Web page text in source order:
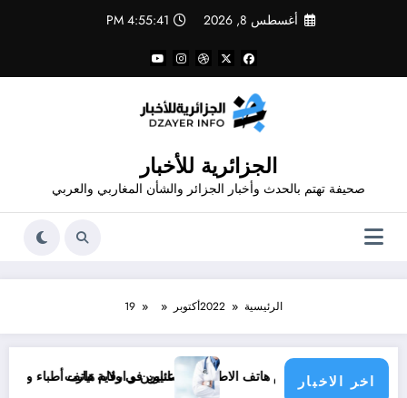
أغسطس 8, 2026 4:55:41 PM
الجزائرية للأخبار
صحيفة تهتم بالحدث وأخبار الجزائر والشأن المغاربي والعربي
الرئيسية 2022أكتوبر 19
اخر الاخبار
و أرقام هاتف الاطباء الاخصائيين في ولاية تيارت
عناوين و ارقام هاتف أطباء ولاية باتنة ..